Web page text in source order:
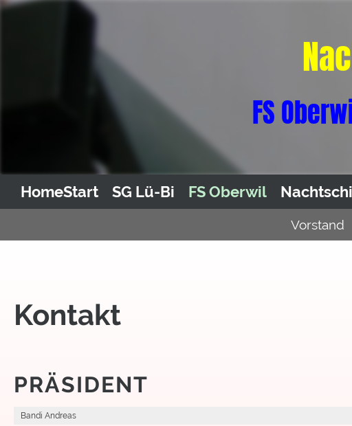
FS
HomeStart SG Lü-Bi FS Oberwil
Vorstand
Kontakt
PRÄSIDENT
Bandi Andreas